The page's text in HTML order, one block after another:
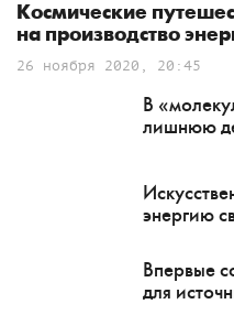
Космические
на производство
26 ноября 2020, 20:45
В
лишнюю
энергию
Впервые
для